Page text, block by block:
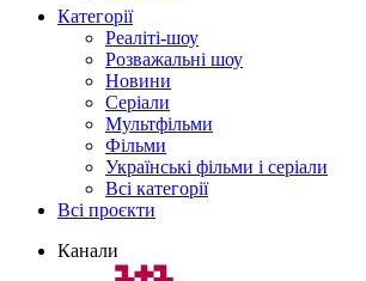
Категорії
Реаліті-шоу
Розважальні шоу
Новини
Серіали
Мультфільми
Фільми
Українські фільми і серіали
Всі категорії
Всі проєкти
Канали